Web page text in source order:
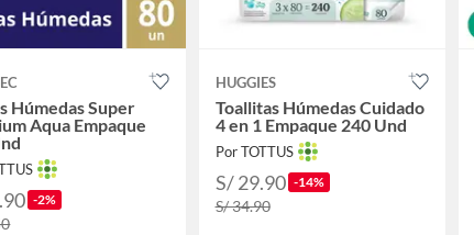
Húmedas Super
Aqua Empaque
-2%
HUGGIES
Toallitas Húmedas Cuidado
4 en 1 Empaque 240 Und
Por TOTTUS
S/ 29.90 -14%
S/ 34.90